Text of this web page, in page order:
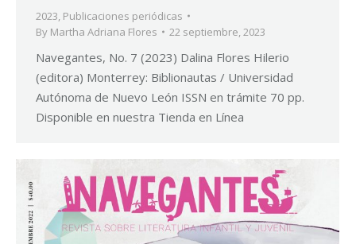
2023, Publicaciones periódicas
By Martha Adriana Flores 22 septiembre, 2023
Navegantes, No. 7 (2023) Dalina Flores Hilerio
(editora) Monterrey: Biblionautas / Universidad
Autónoma de Nuevo León ISSN en trámite 70 pp.
Disponible en nuestra Tienda en Línea